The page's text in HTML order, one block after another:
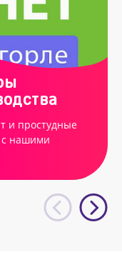
и простудные
с нашими